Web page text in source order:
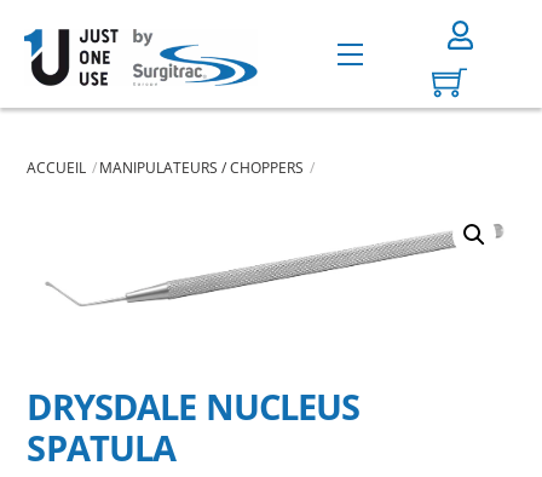
content
Menu
ACCUEIL MANIPULATEURS / CHOPPERS
DRYSDALE NUCLEUS
SPATULA